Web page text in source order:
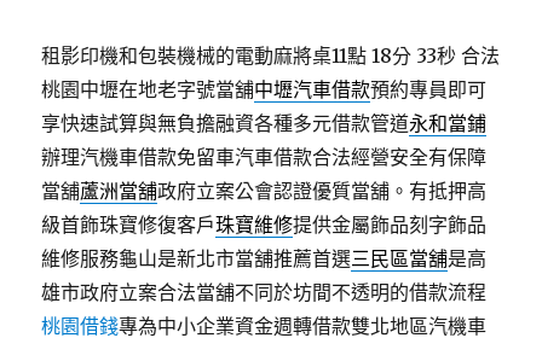
租影印機和包裝機械的電動麻將桌11點 18分 33秒 合法
桃園中壢在地老字號當舖中壢汽車借款預約專員即可
享快速試算與無負擔融資各種多元借款管道永和當鋪
辦理汽機車借款免留車汽車借款合法經營安全有保障
當舖蘆洲當舖政府立案公會認證優質當舖。有抵押高
級首飾珠寶修復客戶珠寶維修提供金屬飾品刻字飾品
維修服務龜山是新北市當舖推薦首選三民區當舖是高
雄市政府立案合法當舖不同於坊間不透明的借款流程
桃園借錢專為中小企業資金週轉借款雙北地區汽機車